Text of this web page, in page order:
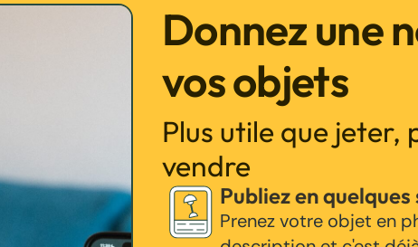
Donnez une
vos objets
Plus utile que jeter,
vendre
Publiez en quelques
Prenez votre objet en